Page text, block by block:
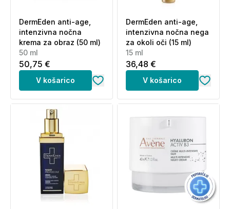
DermEden anti-age,
intenzivna nočna
krema za obraz (50 ml)
50 ml
50,75 €
V košarico
DermEden anti-age,
intenzivna nočna nega
za okoli oči (15 ml)
15 ml
36,48 €
V košarico